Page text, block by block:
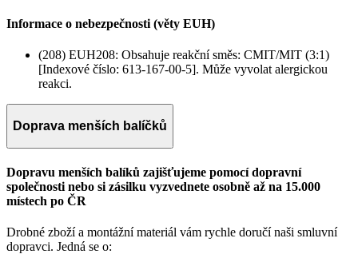
Informace o nebezpečnosti (věty EUH)
(208) EUH208: Obsahuje reakční směs: CMIT/MIT (3:1)
[Indexové číslo: 613-167-00-5]. Může vyvolat alergickou
reakci.
Doprava menších balíčků
Dopravu menších balíků zajišťujeme pomocí dopravní
společnosti nebo si zásilku vyzvednete osobně až na 15.000
místech po ČR
Drobné zboží a montážní materiál vám rychle doručí naši smluvní
dopravci. Jedná se o: